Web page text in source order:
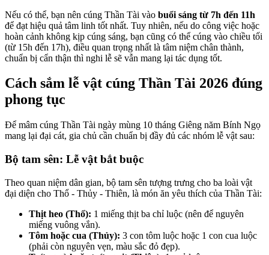
Nếu có thể, bạn nên cúng Thần Tài vào buổi sáng từ 7h đến 11h
để đạt hiệu quả tâm linh tốt nhất. Tuy nhiên, nếu do công việc hoặc
hoàn cảnh không kịp cúng sáng, bạn cũng có thể cúng vào chiều tối
(từ 15h đến 17h), điều quan trọng nhất là tâm niệm chân thành,
chuẩn bị cẩn thận thì nghi lễ sẽ vẫn mang lại tác dụng tốt.
Cách sắm lễ vật cúng Thần Tài 2026 đúng
phong tục
Để mâm cúng Thần Tài ngày mùng 10 tháng Giêng năm Bính Ngọ
mang lại đại cát, gia chủ cần chuẩn bị đầy đủ các nhóm lễ vật sau:
Bộ tam sên: Lễ vật bắt buộc
Theo quan niệm dân gian, bộ tam sên tượng trưng cho ba loài vật
đại diện cho Thổ - Thủy - Thiên, là món ăn yêu thích của Thần Tài:
Thịt heo (Thổ): 1 miếng thịt ba chỉ luộc (nên để nguyên
miếng vuông vắn).
Tôm hoặc cua (Thủy): 3 con tôm luộc hoặc 1 con cua luộc
(phải còn nguyên vẹn, màu sắc đỏ đẹp).